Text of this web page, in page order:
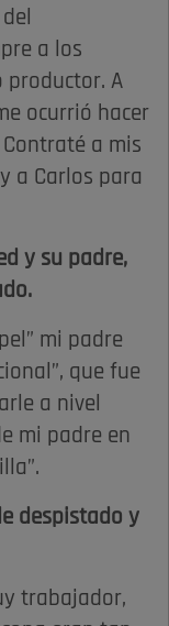
a los
productor. A
ocurrió hacer
a mis
a Carlos para
y su padre,
mi padre
que fue
a nivel
mi padre en
despistado y
trabajador,